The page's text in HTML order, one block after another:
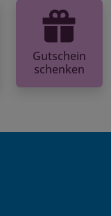
Gutschein
schenken